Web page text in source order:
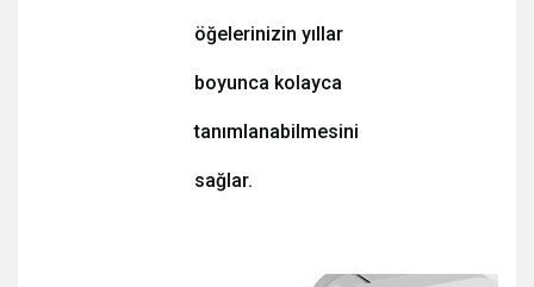
öğelerinizin yıllar
boyunca kolayca
tanımlanabilmesini
sağlar.